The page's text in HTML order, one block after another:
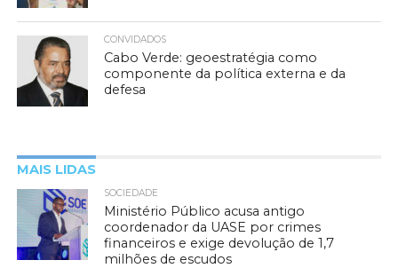
CONVIDADOS
Cabo Verde: geoestratégia como
componente da política externa e da
defesa
MAIS LIDAS
SOCIEDADE
Ministério Público acusa antigo
coordenador da UASE por crimes
financeiros e exige devolução de 1,7
milhões de escudos